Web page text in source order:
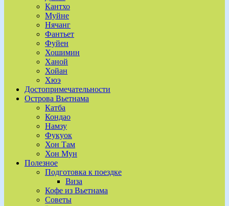
Кантхо
Муйне
Нячанг
Фантьет
Фуйен
Хошимин
Ханой
Хойан
Хюэ
Достопримечательности
Острова Вьетнама
Катба
Кондао
Намзу
Фукуок
Хон Там
Хон Мун
Полезное
Подготовка к поездке
Виза
Кофе из Вьетнама
Советы